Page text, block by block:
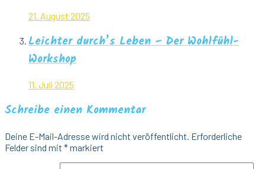
21. August 2025
Leichter durch’s Leben – Der Wohlfühl-
Workshop
11. Juli 2025
Schreibe einen Kommentar
Deine E-Mail-Adresse wird nicht veröffentlicht. Erforderliche
Felder sind mit *markiert